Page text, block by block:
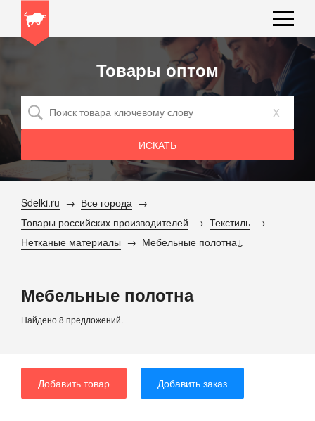
Товары оптом
x
Sdelki.ru
Все города
Товары российских производителей
Текстиль
Нетканые материалы
Мебельные полотна
Мебельные полотна
Найдено 8 предложений.
Добавить товар Добавить заказ